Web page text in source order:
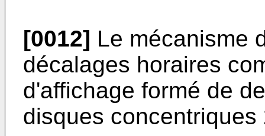
[0012] Le mécanisme
décalages horaires
d'affichage formé de
disques concentriques